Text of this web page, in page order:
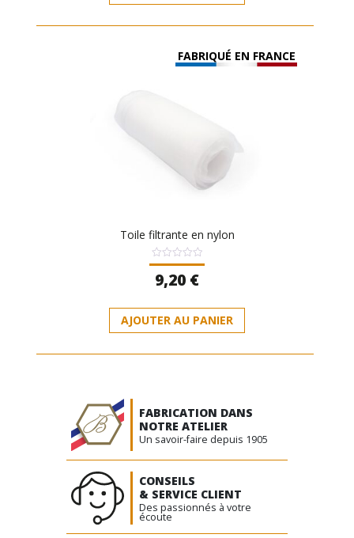
FABRIQUÉ EN FRANCE
Toile filtrante en nylon
Note
0
sur
9,20 €
AJOUTER AU PANIER
FABRICATION DANS
NOTRE ATELIER
Un savoir-faire depuis 1905
CONSEILS
& SERVICE CLIENT
Des passionnés à votre
écoute